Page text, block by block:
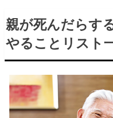
親が死んだらす
やることリスト